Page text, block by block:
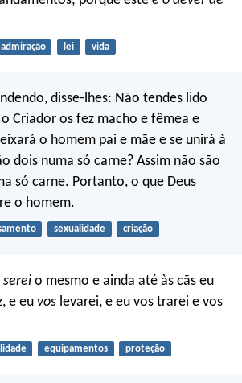
admiração lei vida
disse-lhes: Não tendes lido
Criador os fez macho e fêmea e
o homem pai e mãe e se unirá à
dois numa só carne? Assim não são
só carne. Portanto, o que Deus
o homem.
sexualidade criação
serei o mesmo e ainda até às cãs eu
e eu vos levarei, e eu vos trarei e vos
equipamentos proteção